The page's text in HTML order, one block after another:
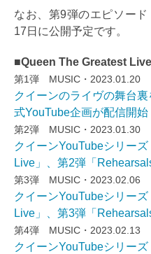
なお、第9弾のエピソー
17日に公開予定です。
■Queen The Greatest Live
第1弾 MUSIC・2023.01.20
クイーンのライヴの舞台
式YouTube企画が配信開始
第2弾 MUSIC・2023.01.30
クイーンYouTubeシリー
Live」、第2弾「
第3弾 MUSIC・2023.02.06
クイーンYouTubeシリー
Live」、第3弾「
第4弾 MUSIC・2023.02.13
クイーンYouTubeシリー